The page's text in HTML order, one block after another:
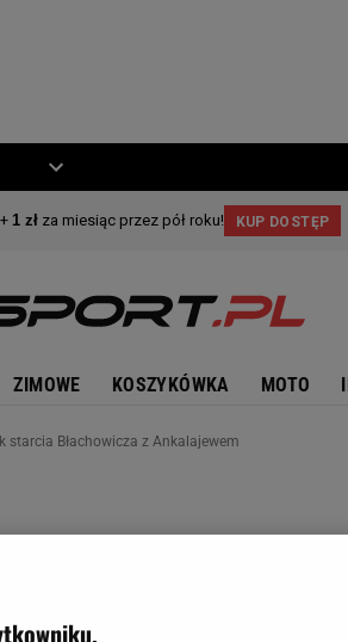
ZIMOWE KOSZYKÓWKA MOTO
starcia Błachowicza z Ankalajewem